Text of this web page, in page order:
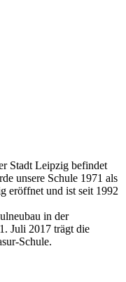
Stadt Leipzig befindet
unsere Schule 1971 als
eröffnet und ist seit 1992
in der
Juli 2017 trägt die
Schule.